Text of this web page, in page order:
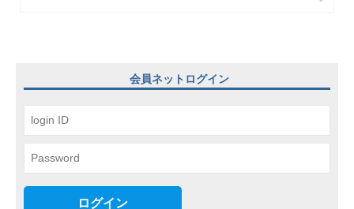
ョ
ン
会員ネットログイン
ログイン